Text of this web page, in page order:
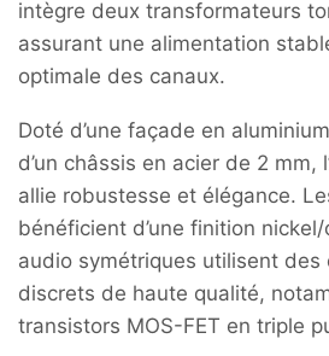
intègre deux transformateurs
assurant une alimentation
optimale des canaux.
Doté d’une façade en
d’un châssis en acier de 2 mm,
allie robustesse et élégance.
bénéficient d’une finition
audio symétriques utilisent des
discrets de haute qualité,
transistors MOS-FET en triple